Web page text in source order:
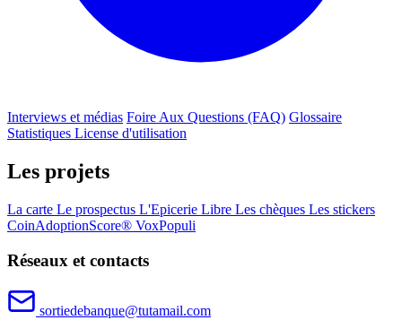
Interviews et médias Foire Aux Questions (FAQ) Glossaire
Statistiques License d'utilisation
Les projets
La carte Le prospectus L'Epicerie Libre Les chèques Les stickers
CoinAdoptionScore® VoxPopuli
Réseaux et contacts
sortiedebanque@tutamail.com